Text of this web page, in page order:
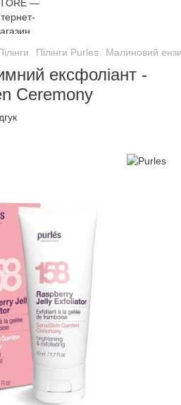
Пілінги Purles Малиновий
ексфоліант -
Ceremony